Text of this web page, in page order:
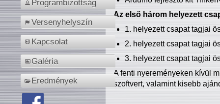
Programbizottság
Versenyhelyszín
Kapcsolat
Galéria
Eredmények
Az első három helyezett
1. helyezett csapat tagjai
2. helyezett csapat tagjai
3. helyezett csapat tagjai
A fenti nyereményeken kívül
szoftvert, valamint kisebb